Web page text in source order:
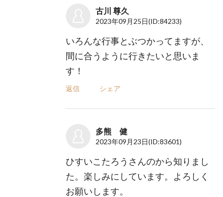
古川 尊久
2023年09月25日(ID:84233)
いろんな行事とぶつかってますが、
間に合うように行きたいと思いま
す！
返信 シェア
多熊 健
2023年09月23日(ID:83601)
ひすいこたろうさんのから知りまし
た。楽しみにしています。よろしく
お願いします。